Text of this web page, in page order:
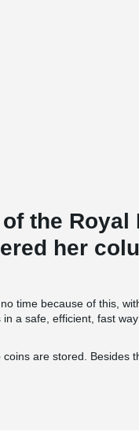
the Royal
her
time because of this,
a safe, efficient, fast
are stored. Besides